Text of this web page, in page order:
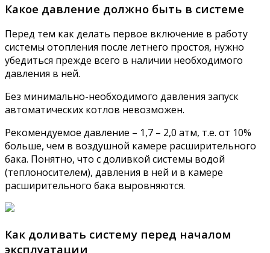
Какое давление должно быть в системе
Перед тем как делать первое включение в работу
системы отопления после летнего простоя, нужно
убедиться прежде всего в наличии необходимого
давления в ней.
Без минимально-необходимого давления запуск
автоматических котлов невозможен.
Рекомендуемое давление – 1,7 – 2,0 атм, т.е. от 10%
больше, чем в воздушной камере расширительного
бака. Понятно, что с доливкой системы водой
(теплоносителем), давления в ней и в камере
расширительного бака выровняются.
Как доливать систему перед началом
эксплуатации